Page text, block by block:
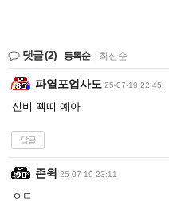
댓글(2) 등록순 최신순
파열포업사도 25-07-19 22:45
신비 떽띠 예아
답글
존윅 25-07-19 23:11
ㅇㄷ